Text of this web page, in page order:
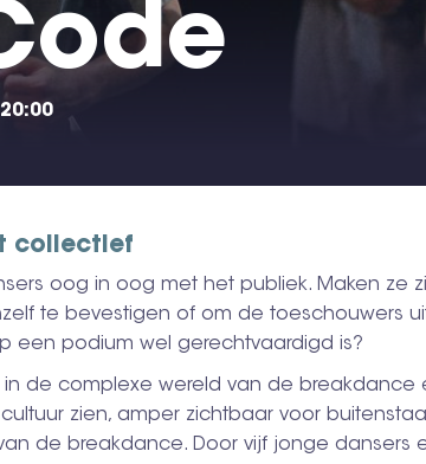
collectief
oog in oog met het publiek. Maken ze
te bevestigen of om de toeschouwers
een podium wel gerechtvaardigd is?
de complexe wereld van de breakdance
zien, amper zichtbaar voor
de breakdance. Door vijf jonge dansers